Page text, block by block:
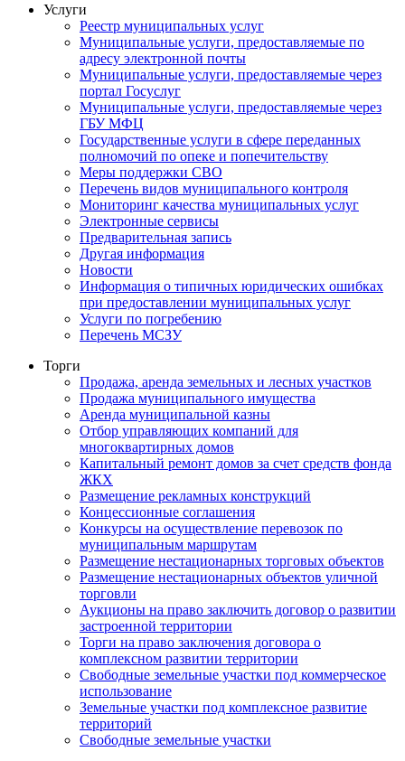
Услуги
Реестр муниципальных услуг
Муниципальные услуги, предоставляемые по
адресу электронной почты
Муниципальные услуги, предоставляемые через
портал Госуслуг
Муниципальные услуги, предоставляемые через
ГБУ МФЦ
Государственные услуги в сфере переданных
полномочий по опеке и попечительству
Меры поддержки СВО
Перечень видов муниципального контроля
Мониторинг качества муниципальных услуг
Электронные сервисы
Предварительная запись
Другая информация
Новости
Информация о типичных юридических ошибках
при предоставлении муниципальных услуг
Услуги по погребению
Перечень МСЗУ
Торги
Продажа, аренда земельных и лесных участков
Продажа муниципального имущества
Аренда муниципальной казны
Отбор управляющих компаний для
многоквартирных домов
Капитальный ремонт домов за счет средств фонда
ЖКХ
Размещение рекламных конструкций
Концессионные соглашения
Конкурсы на осуществление перевозок по
муниципальным маршрутам
Размещение нестационарных торговых объектов
Размещение нестационарных объектов уличной
торговли
Аукционы на право заключить договор о развитии
застроенной территории
Торги на право заключения договора о
комплексном развитии территории
Свободные земельные участки под коммерческое
использование
Земельные участки под комплексное развитие
территорий
Свободные земельные участки